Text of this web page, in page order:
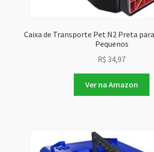
Caixa de Transporte Pet N2 Preta
Pequenos
R$ 34,97
Ver na Amazon